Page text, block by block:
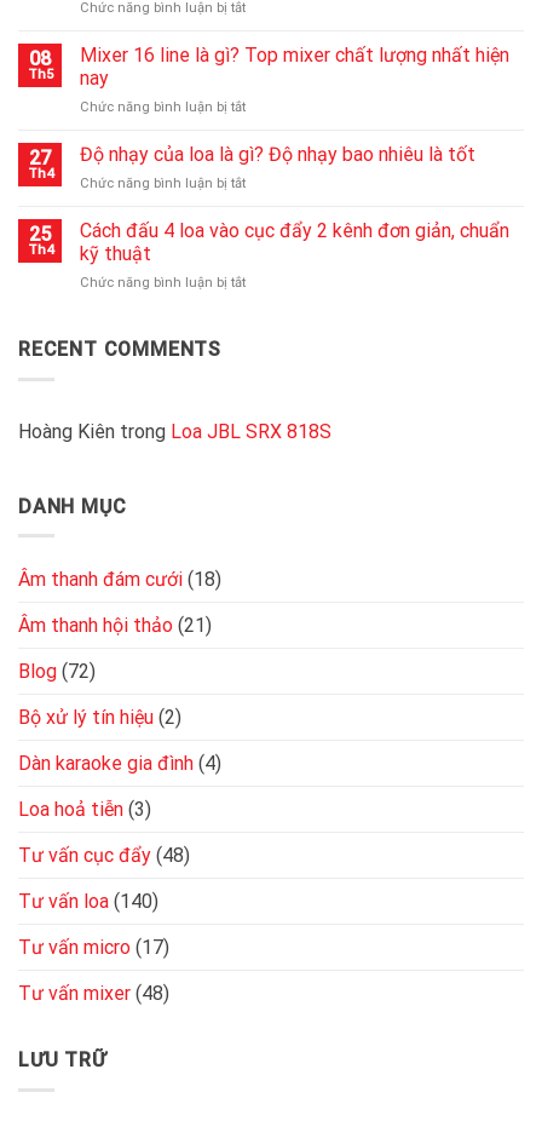
không
nguồn
nhất
Chức năng bình luận bị tắtở
đẩy
công
2000w
gì?
nghiệm
cục
08
Th5
Mixer 16 line là gì? Top mixer chất lượng nhất hiện
nay
Chức năng bình luận bị tắtở
16
line
là
Top
lượng
27
Th4
Độ nhạy của loa là gì? Độ nhạy bao nhiêu là tốt
Chức năng bình luận bị tắtở
nhạy
của
là
tốt
25
Th4
Cách đấu 4 loa vào cục đẩy 2 kênh đơn giản, chuẩn
kỹ thuật
Chức năng bình luận bị tắtở
đẩy
RECENT COMMENTS
Hoàng Kiên trong Loa JBL SRX 818S
DANH MỤC
Âm thanh đám cưới (18)
Âm thanh hội thảo (21)
Blog (72)
Bộ xử lý tín hiệu (2)
Dàn karaoke gia đình (4)
Loa hoả tiễn (3)
Tư vấn cục đẩy (48)
Tư vấn loa (140)
Tư vấn micro (17)
Tư vấn mixer (48)
LƯU TRỮ